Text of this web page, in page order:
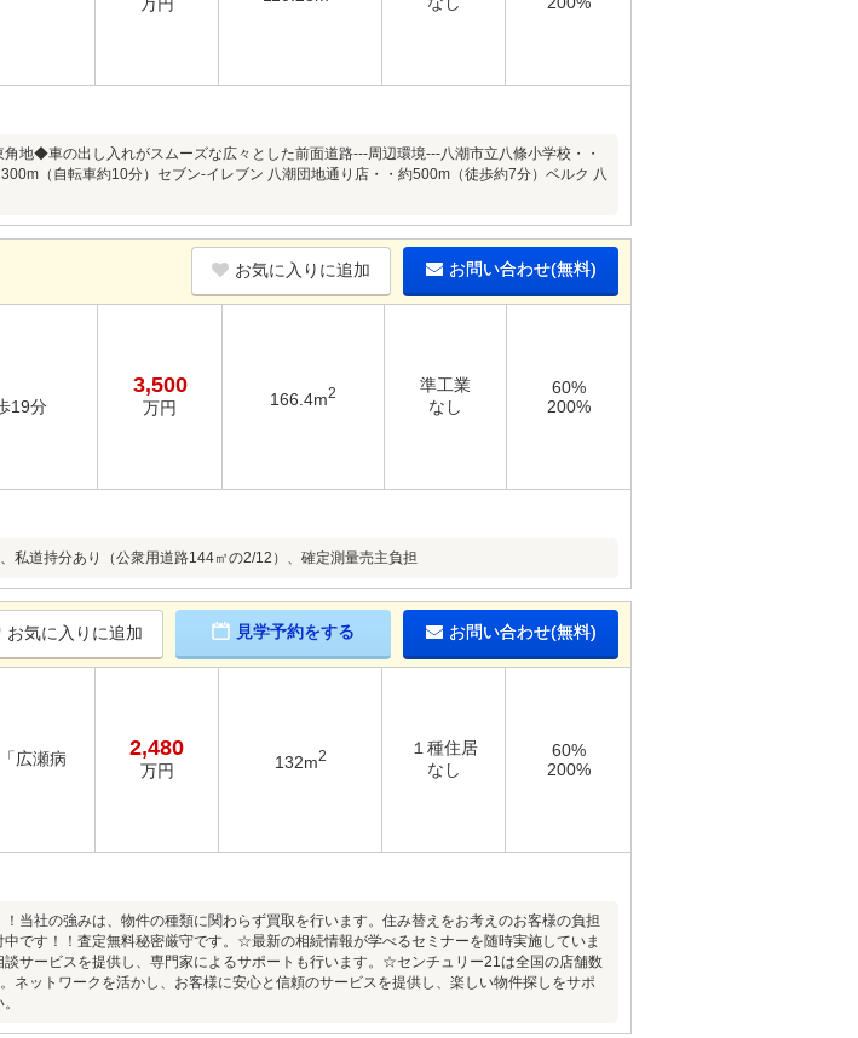
地◆車の出し入れがスムーズな広々とした前面道路---周辺環境---八潮市立八條小学校・・
（自転車約10分）セブン-イレブン 八潮団地通り店・・約500m（徒歩約7分）ベルク 八
お気に入りに追加 お問い合わせ(無料)
19分
3,500
万円 166.4m2
準工業
なし
60%
200%
私道持分あり（公衆用道路144㎡の2/12）、確定測量売主負担
お気に入りに追加 見学予約をする お問い合わせ(無料)
広瀬病
2,480
万円 132m2
１種住居
なし
60%
200%
当社の強みは、物件の種類に関わらず買取を行います。住み替えをお考えのお客様の負担
です！！査定無料秘密厳守です。☆最新の相続情報が学べるセミナーを随時実施していま
サービスを提供し、専門家によるサポートも行います。☆センチュリー21は全国の店舗数
ネットワークを活かし、お客様に安心と信頼のサービスを提供し、楽しい物件探しをサポ